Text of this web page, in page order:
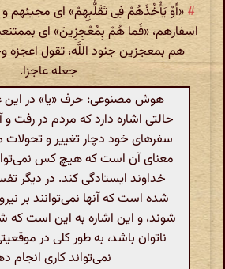
# «أَوْ یَأْخُذَهُمْ فِی تَقَلُّبِهِمْ» ای مجیئهم
اسفارهم، «فَما هُمْ بِمُعْجِزِینَ» ای
هم بمعجزین جنود اللَّه، تقول اعجزه
جعله عاجزا.
هوش مصنوعی: حرف «یا» در این
حالتی اشاره دارد که مردم در رفت و
سفرهای خود دچار تغییر و
معنای آن است که هیچ کس
خداوند ایستادگی کند. در دیگر
شده است که آنها نمی‌توانند بر
شوند، و این اشاره به این است
ناتوان باشد، به طور کلی در
نمی‌تواند کاری انجام